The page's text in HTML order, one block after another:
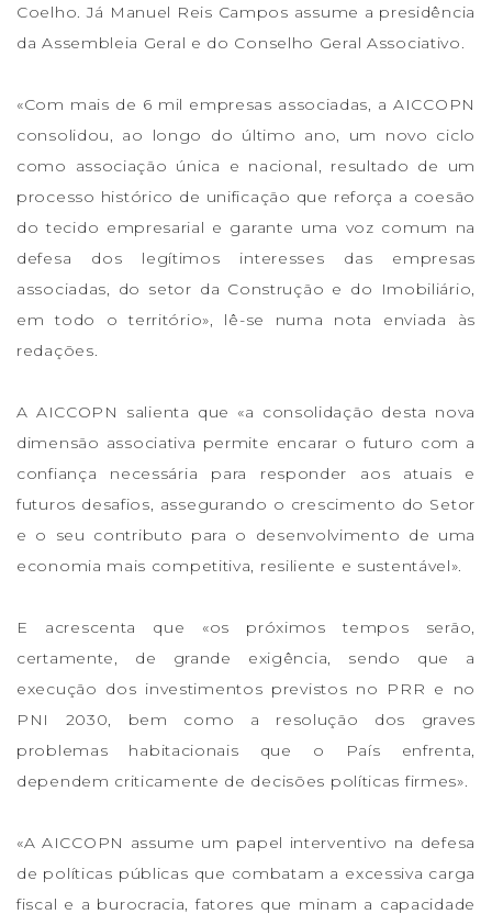
Coelho. Já Manuel Reis Campos assume a presidência
da Assembleia Geral e do Conselho Geral Associativo.
«Com mais de 6 mil empresas associadas, a AICCOPN
consolidou, ao longo do último ano, um novo ciclo
como associação única e nacional, resultado de um
processo histórico de unificação que reforça a coesão
do tecido empresarial e garante uma voz comum na
defesa dos legítimos interesses das empresas
associadas, do setor da Construção e do Imobiliário,
em todo o território», lê-se numa nota enviada às
redações.
A AICCOPN salienta que «a consolidação desta nova
dimensão associativa permite encarar o futuro com a
confiança necessária para responder aos atuais e
futuros desafios, assegurando o crescimento do Setor
e o seu contributo para o desenvolvimento de uma
economia mais competitiva, resiliente e sustentável».
E acrescenta que «os próximos tempos serão,
certamente, de grande exigência, sendo que a
execução dos investimentos previstos no PRR e no
PNI 2030, bem como a resolução dos graves
problemas habitacionais que o País enfrenta,
dependem criticamente de decisões políticas firmes».
«A AICCOPN assume um papel interventivo na defesa
de políticas públicas que combatam a excessiva carga
fiscal e a burocracia, fatores que minam a capacidade